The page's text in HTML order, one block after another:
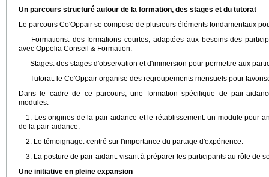
Un parcours structuré autour de la formation, des stages et du tutorat
Le parcours Co'Oppair se compose de plusieurs éléments fondamentaux
- Formations: des formations courtes, adaptées aux besoins des
avec Oppelia Conseil & Formation.
- Stages: des stages d'observation et d'immersion pour permettre aux
- Tutorat: le Co'Oppair organise des regroupements mensuels pour
Dans le cadre de ce parcours, une formation spécifique de pair-
modules:
1. Les origines de la pair-aidance et le rétablissement: un module pour
de la pair-aidance.
2. Le témoignage: centré sur l'importance du partage d'expérience.
3. La posture de pair-aidant: visant à préparer les participants au rôle de
Une initiative en pleine expansion